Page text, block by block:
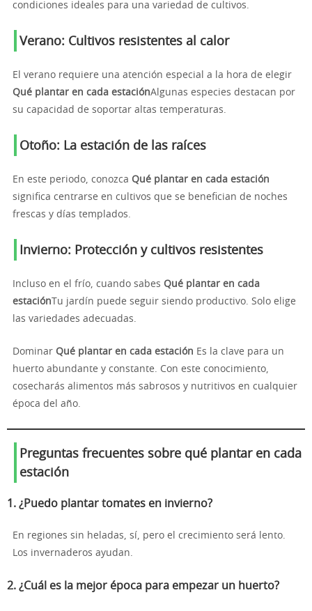
condiciones ideales para una variedad de cultivos.
Verano: Cultivos resistentes al calor
El verano requiere una atención especial a la hora de elegir
Qué plantar en cada estaciónAlgunas especies destacan por
su capacidad de soportar altas temperaturas.
Otoño: La estación de las raíces
En este periodo, conozca Qué plantar en cada estación
significa centrarse en cultivos que se benefician de noches
frescas y días templados.
Invierno: Protección y cultivos resistentes
Incluso en el frío, cuando sabes Qué plantar en cada
estación Tu jardín puede seguir siendo productivo. Solo elige
las variedades adecuadas.
Dominar Qué plantar en cada estación Es la clave para un
huerto abundante y constante. Con este conocimiento,
cosecharás alimentos más sabrosos y nutritivos en cualquier
época del año.
Preguntas frecuentes sobre qué plantar en cada
estación
1. ¿Puedo plantar tomates en invierno?
En regiones sin heladas, sí, pero el crecimiento será lento.
Los invernaderos ayudan.
2. ¿Cuál es la mejor época para empezar un huerto?